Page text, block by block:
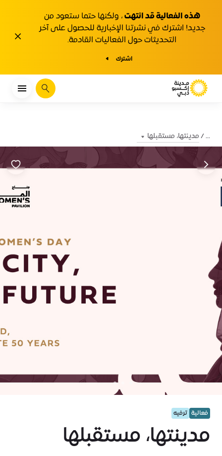
هذه الفعالية قد انتهت ، ولكنها حتما ستعود من
جديد! اشترك في نشرتنا الإخبارية للحصول على آخر
التحديثات حول الفعاليات القادمة.
اشترك
يبحث
... مدينتها، مستقبلها
فعالية ترفيه
مدينتها، مستقبلها